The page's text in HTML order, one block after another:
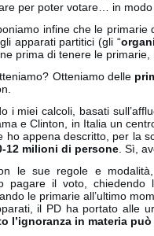
per poter votare… in modo
infine che le primarie
apparati partitici (gli “
prima di tenere le
Otteniamo delle
i miei calcoli, basati
e Clinton, in Italia un
ho appena descritto, per la
12 milioni di persone . Sì,
le sue regole e modalità,
pagare il voto, chiedendo
le primarie all’ultimo
il PD ha portato alle
l’ignoranza in materia